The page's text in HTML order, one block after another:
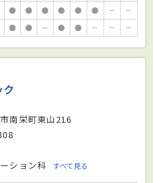
● ● ● ● ● ● －
－
● ● － ● ● － － －
南栄町東山216
ション科
すべて見る